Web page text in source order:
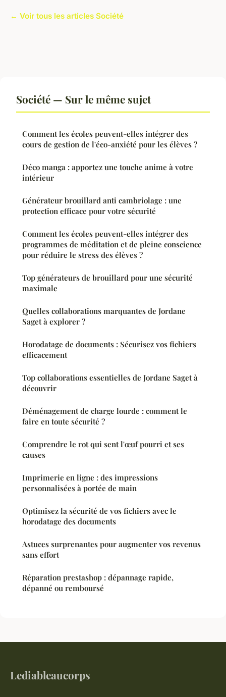
← Voir tous les articles Société
Société — Sur le même sujet
Comment les écoles peuvent-elles intégrer des
cours de gestion de l'éco-anxiété pour les élèves ?
Déco manga : apportez une touche anime à votre
intérieur
Générateur brouillard anti cambriolage : une
protection efficace pour votre sécurité
Comment les écoles peuvent-elles intégrer des
programmes de méditation et de pleine conscience
pour réduire le stress des élèves ?
Top générateurs de brouillard pour une sécurité
maximale
Quelles collaborations marquantes de Jordane
Saget à explorer ?
Horodatage de documents : Sécurisez vos fichiers
efficacement
Top collaborations essentielles de Jordane Saget à
découvrir
Déménagement de charge lourde : comment le
faire en toute sécurité ?
Comprendre le rot qui sent l'œuf pourri et ses
causes
Imprimerie en ligne : des impressions
personnalisées à portée de main
Optimisez la sécurité de vos fichiers avec le
horodatage des documents
Astuces surprenantes pour augmenter vos revenus
sans effort
Réparation prestashop : dépannage rapide,
dépanné ou remboursé
Lediableaucorps